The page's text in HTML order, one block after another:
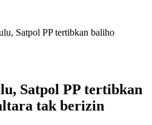
Satpol PP tertibkan baliho
Satpol PP tertibkan
tak berizin